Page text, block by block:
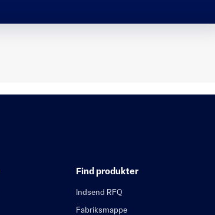
Find produkter
Indsend RFQ
Fabriksmappe